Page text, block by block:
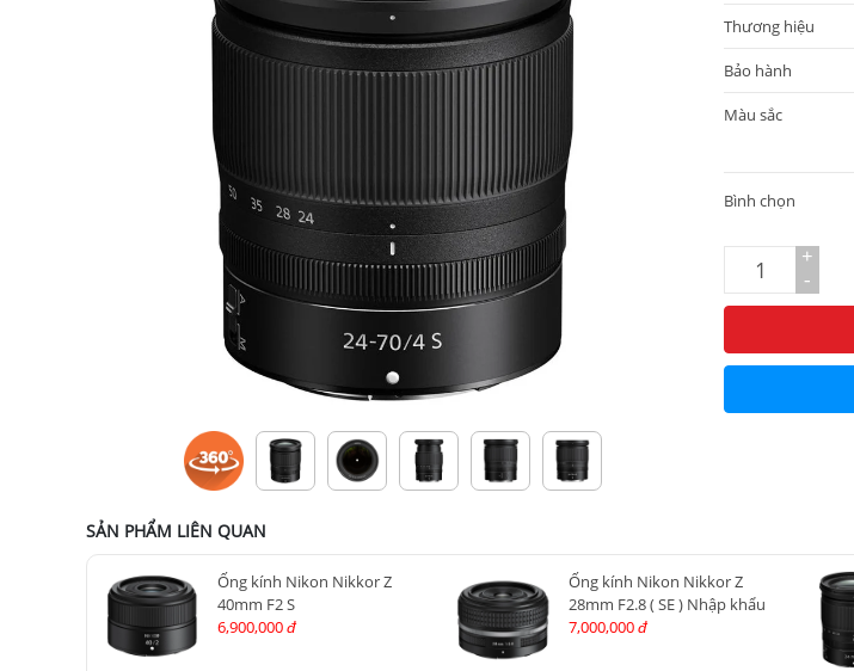
Thương hiệu
Bảo hành
Màu sắc
Bình chọn
+
-
SẢN PHẨM LIÊN QUAN
Ống kính Nikon Nikkor Z
40mm F2 S
6,900,000 đ
Ống kính Nikon Nikkor Z
28mm F2.8 ( SE ) Nhập khẩu
7,000,000 đ